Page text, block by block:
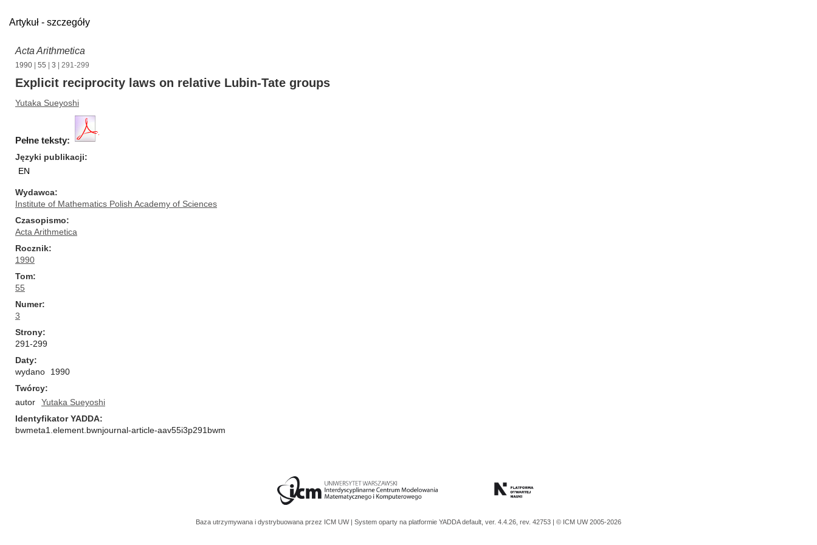
Artykuł - szczegóły
Acta Arithmetica
1990 55 3 | 291-299
Explicit reciprocity laws on relative Lubin-Tate groups
Yutaka Sueyoshi
Pełne teksty:
Języki publikacji
EN
Wydawca
Institute of Mathematics Polish Academy of Sciences
Czasopismo
Acta Arithmetica
Rocznik
1990
Tom
55
Numer
3
Strony
291-299
Daty
wydano
1990
Twórcy
autor
Yutaka Sueyoshi
Identyfikator YADDA
bwmeta1.element.bwnjournal-article-aav55i3p291bwm
Baza utrzymywana i dystrybuowana przez ICM UW | System oparty na platformie YADDAdefault, ver. 4.4.26, rev. 42753 | © ICM UW 2005-2026